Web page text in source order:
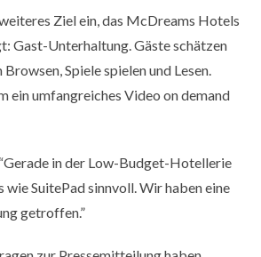
Ziel ein, das McDreams Hotels
Gast-Unterhaltung. Gäste schätzen
Spiele spielen und Lesen.
ein umfangreiches Video on demand
in der Low-Budget-Hotellerie
wie SuitePad sinnvoll. Wir haben eine
getroffen.”